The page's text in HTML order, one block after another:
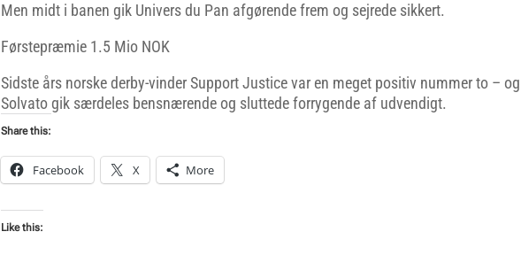
Men midt i banen gik Univers du Pan afgørende frem og sejrede sikkert.
Førstepræmie 1.5 Mio NOK
Sidste års norske derby-vinder Support Justice var en meget positiv nummer to – og
Solvato gik særdeles bensnærende og sluttede forrygende af udvendigt.
Share this:
Facebook X More
Like this: